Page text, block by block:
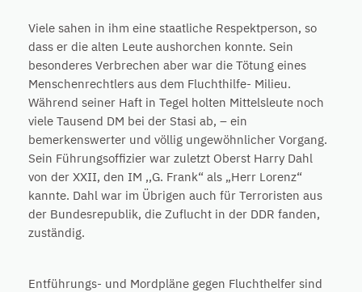
Viele sahen in ihm eine staatliche Respektperson, so
dass er die alten Leute aushorchen konnte. Sein
besonderes Verbrechen aber war die Tötung eines
Menschenrechtlers aus dem Fluchthilfe- Milieu.
Während seiner Haft in Tegel holten Mittelsleute noch
viele Tausend DM bei der Stasi ab, – ein
bemerkenswerter und völlig ungewöhnlicher Vorgang.
Sein Führungsoffizier war zuletzt Oberst Harry Dahl
von der XXII, den IM ,,G. Frank“ als „Herr Lorenz“
kannte. Dahl war im Übrigen auch für Terroristen aus
der Bundesrepublik, die Zuflucht in der DDR fanden,
zuständig.
Entführungs- und Mordpläne gegen Fluchthelfer sind